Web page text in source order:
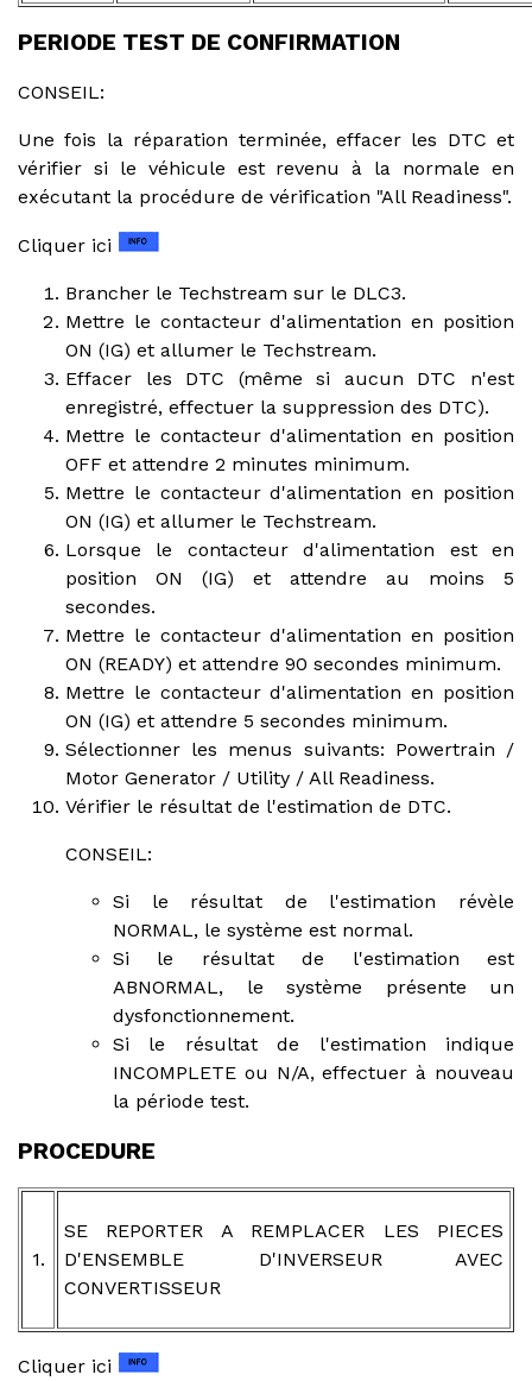
PERIODE TEST DE CONFIRMATION
CONSEIL:
Une fois la réparation terminée, effacer les DTC et
vérifier si le véhicule est revenu à la normale en
exécutant la procédure de vérification "All Readiness".
Cliquer ici
Brancher le Techstream sur le DLC3.
Mettre le contacteur d'alimentation en position
ON (IG) et allumer le Techstream.
Effacer les DTC (même si aucun DTC n'est
enregistré, effectuer la suppression des DTC).
Mettre le contacteur d'alimentation en position
OFF et attendre 2 minutes minimum.
Mettre le contacteur d'alimentation en position
ON (IG) et allumer le Techstream.
Lorsque le contacteur d'alimentation est en
position ON (IG) et attendre au moins 5
secondes.
Mettre le contacteur d'alimentation en position
ON (READY) et attendre 90 secondes minimum.
Mettre le contacteur d'alimentation en position
ON (IG) et attendre 5 secondes minimum.
Sélectionner les menus suivants: Powertrain /
Motor Generator / Utility / All Readiness.
Vérifier le résultat de l'estimation de DTC.
CONSEIL:
Si le résultat de l'estimation révèle
NORMAL, le système est normal.
Si le résultat de l'estimation est
ABNORMAL, le système présente un
dysfonctionnement.
Si le résultat de l'estimation indique
INCOMPLETE ou N/A, effectuer à nouveau
la période test.
PROCEDURE
1.
SE REPORTER A REMPLACER LES PIECES
D'ENSEMBLE D'INVERSEUR AVEC
CONVERTISSEUR
Cliquer ici